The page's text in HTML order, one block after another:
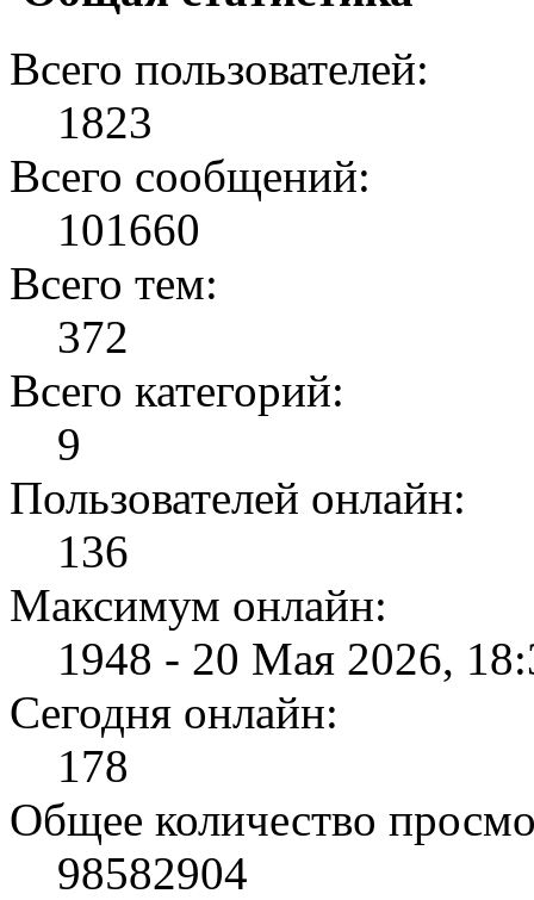
Всего пользователей:
1823
Всего сообщений:
101660
Всего тем:
372
Всего категорий:
9
Пользователей онлайн:
136
Максимум онлайн:
1948 - 20 Мая 2026,
Сегодня онлайн:
178
Общее количество
98582904